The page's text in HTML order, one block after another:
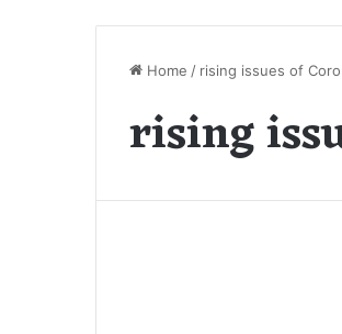
Home / rising issues of
rising